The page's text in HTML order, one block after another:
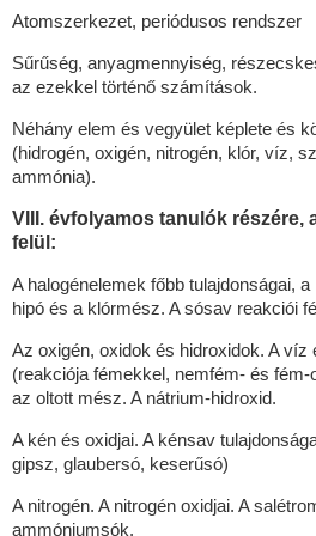
Atomszerkezet, periódusos rendszer
Sűrűség, anyagmennyiség,
az ezekkel történő számítások.
Néhány elem és vegyület képlete és
(hidrogén, oxigén, nitrogén, klór, víz,
ammónia).
VIII. évfolyamos tanulók részére,
felül:
A halogénelemek főbb tulajdonságai,
hipó és a klórmész. A sósav reakciói
Az oxigén, oxidok és hidroxidok. A víz
(reakciója fémekkel, nemfém- és
az oltott mész. A nátrium-hidroxid.
A kén és oxidjai. A kénsav
gipsz, glaubersó, keserűsó)
A nitrogén. A nitrogén oxidjai. A
ammóniumsók.